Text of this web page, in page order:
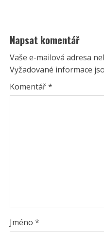
Napsat komentář
Vaše e-mailová adresa
Vyžadované informace
Komentář*
Jméno *